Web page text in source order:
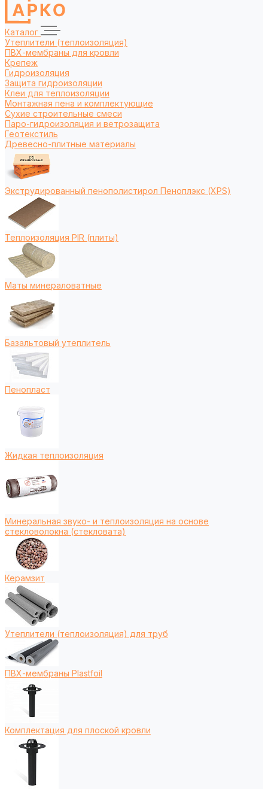
Каталог
Утеплители (теплоизоляция)
ПВХ-мембраны для кровли
Крепеж
Гидроизоляция
Защита гидроизоляции
Клеи для теплоизоляции
Монтажная пена и комплектующие
Сухие строительные смеси
Паро-гидроизоляция и ветрозащита
Геотекстиль
Древесно-плитные материалы
Экструдированный пенополистирол Пеноплэкс (XPS)
Теплоизоляция PIR (плиты)
Маты минераловатные
Базальтовый утеплитель
Пенопласт
Жидкая теплоизоляция
Минеральная звуко- и теплоизоляция на основе
стекловолокна (стекловата)
Керамзит
Утеплители (теплоизоляция) для труб
ПВХ-мембраны Plastfoil
Комплектация для плоской кровли